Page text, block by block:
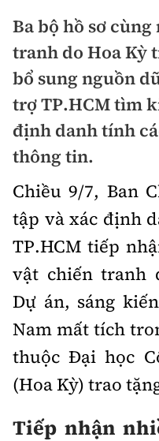
Chính trị
Xã hội
Chuyện dọc đường
Cải chính
Xây dựng
Chỉ đạo điều hành
Quy hoạch kiến trúc
Vật liệu xây dựng
Giám định chất lượng
Quản lý đô thị
Giao thông
Quản lý
Đường bộ
Hàng không
Đường sắt
Đăng kiểm
Đường sắt tốc độ cao
Đường thủy
Hàng hải
Đường sắt đô thị
Kinh tế
Thị trường
Tài chính
Chứng khoán
Bảo hiểm
Doanh nghiệp
Pháp luật
Thanh tra
An ninh hình sự
Điều tra
Pháp đình
Hỏi - Đáp
An toàn giao thông
Giao thông 24h
ATGT địa phương
Văn hóa giao thông
Lái xe an toàn
Chất lượng sống
Giáo dục
Y tế
Đời sống
Lao động - Công đoàn
Văn hóa - Giải Trí
Văn hóa
Showbiz
Điện ảnh
Thể thao
Bóng đá
Bình luận
Ba bộ hồ sơ
tranh do Hoa Kỳ
bổ sung nguồn
trợ TP.HCM tìm
định danh tính
thông tin.
Chiều 9/7, Ban
tập và xác định
TP.HCM tiếp
vật chiến tranh
Dự án, sáng
Nam mất tích
thuộc Đại học
(Hoa Kỳ) trao
Tiếp nhận